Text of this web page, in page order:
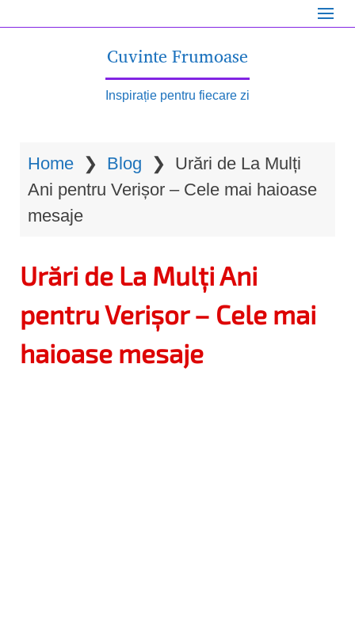
Cuvinte Frumoase
Inspirație pentru fiecare zi
Home ❯ Blog ❯ Urări de La Mulți
Ani pentru Verișor – Cele mai haioase
mesaje
Urări de La Mulți Ani
pentru Verișor – Cele mai
haioase mesaje